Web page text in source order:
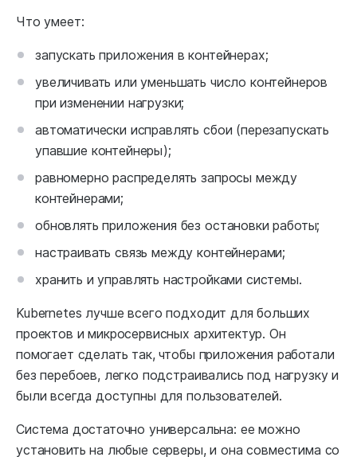
Что умеет:
запускать приложения в контейнерах;
увеличивать или уменьшать число контейнеров
при изменении нагрузки;
автоматически исправлять сбои (перезапускать
упавшие контейнеры);
равномерно распределять запросы между
контейнерами;
обновлять приложения без остановки работы;
настраивать связь между контейнерами;
хранить и управлять настройками системы.
Kubernetes лучше всего подходит для больших
проектов и микросервисных архитектур. Он
помогает сделать так, чтобы приложения работали
без перебоев, легко подстраивались под нагрузку и
были всегда доступны для пользователей.
Система достаточно универсальна: ее можно
установить на любые серверы, и она совместима со